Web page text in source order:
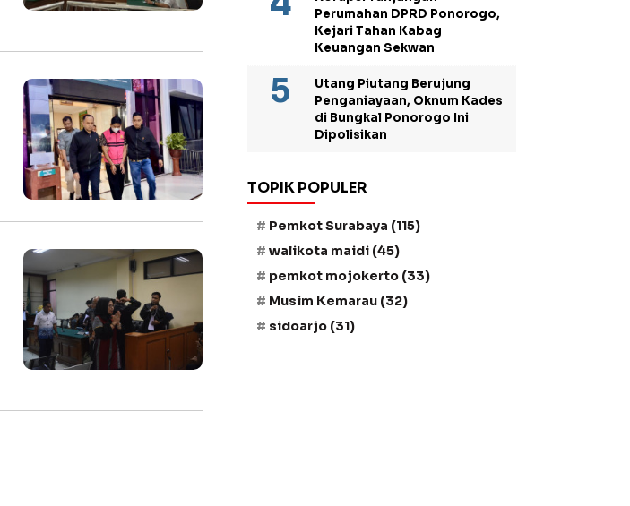
Perumahan DPRD Ponorogo,
Kejari Tahan Kabag
Keuangan Sekwan
Utang Piutang Berujung
Penganiayaan, Oknum Kades
di Bungkal Ponorogo Ini
Dipolisikan
TOPIK POPULER
Pemkot Surabaya (115)
walikota maidi (45)
pemkot mojokerto (33)
Musim Kemarau (32)
sidoarjo (31)